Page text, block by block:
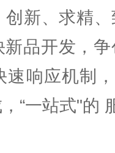
创新、求精
品开发，
速响应机制
“一站式"的